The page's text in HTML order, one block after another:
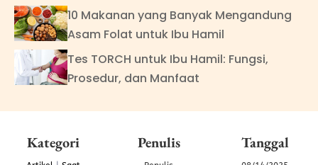
10 Makanan yang Banyak Mengandung
Asam Folat untuk Ibu Hamil
Tes TORCH untuk Ibu Hamil: Fungsi,
Prosedur, dan Manfaat
Kategori Penulis Tanggal